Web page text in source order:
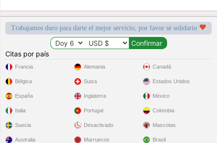
Trabajamos duro para darte el mejor servicio, por favor sé solidario
Citas por país
Francia
Bélgica
España
Italia
Suecia
Alemania
Suiza
Inglaterra
Portugal
Desactivado
Canadá
Estados Unidos
México
Colombia
Mascotas
Australia Marruecos Brasil